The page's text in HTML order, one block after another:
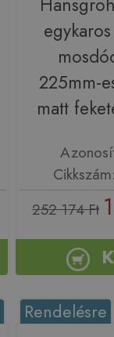
225mm-
matt
252 174 Ft
Rendelésre